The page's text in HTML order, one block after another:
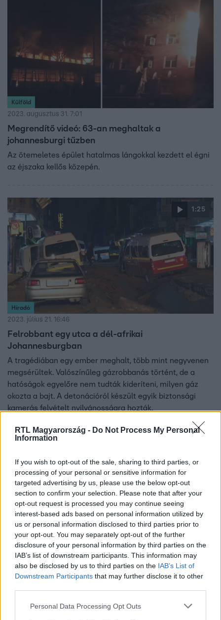
RTL Magyarország - Do Not Process My Personal
Information
If you wish to opt-out of the sale, sharing to third parties, or
processing of your personal or sensitive information for
targeted advertising by us, please use the below opt-out
section to confirm your selection. Please note that after your
opt-out request is processed you may continue seeing
interest-based ads based on personal information utilized by
us or personal information disclosed to third parties prior to
your opt-out. You may separately opt-out of the further
disclosure of your personal information by third parties on the
IAB’s list of downstream participants. This information may
also be disclosed by us to third parties on the IAB’s List of
Downstream Participants that may further disclose it to other
Please note that this website/app uses one or more Google
Personal Data Processing Opt Outs
Külföld
2023. augusztus 31. 7:01
Megrendítő videó: 63-an meghaltak a
johannesburgi tűzben
Az ötemeletes épület hatalmas lángokkal kezdett el égni
az éjszaka kellős közepén.
1:25
Híradó
2023. július 21. 16:46
Felrobbant egy utca a dél-afrikai
Johannesburgban
A tragédiában egy ember meghalt, több mint negyvenen
megsérültek. Valószínűleg gázrobbanás történt, de a
hatóságok egyelőre nem tudták kideríteni, milyen gáz
okozta a bajt. A detonációról készült egyik biztonsági
kamerás felvételt nyilvánosságra hozták.
Külföld
Akkora robbanás volt Johannesburgban, hogy
Egyszer csak felrobbant a útburkolat és megemelte az